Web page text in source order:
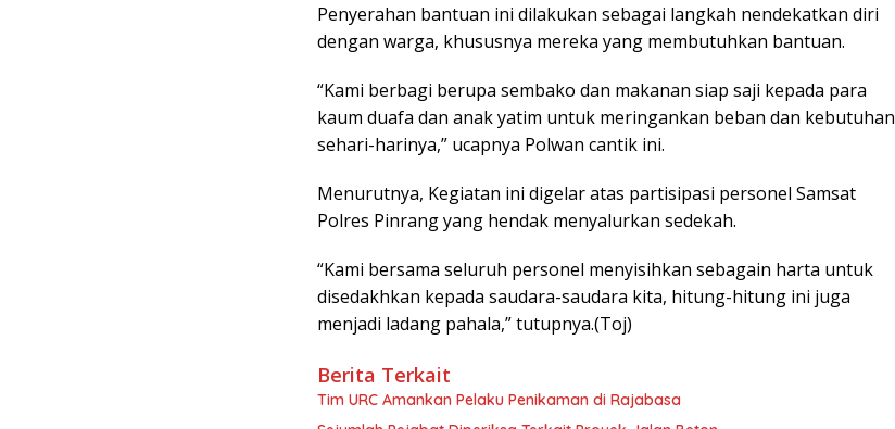
Penyerahan bantuan ini dilakukan sebagai langkah nendekatkan diri
dengan warga, khususnya mereka yang membutuhkan bantuan.
“Kami berbagi berupa sembako dan makanan siap saji kepada para
kaum duafa dan anak yatim untuk meringankan beban dan kebutuhan
sehari-harinya,” ucapnya Polwan cantik ini.
Menurutnya, Kegiatan ini digelar atas partisipasi personel Samsat
Polres Pinrang yang hendak menyalurkan sedekah.
“Kami bersama seluruh personel menyisihkan sebagain harta untuk
disedakhkan kepada saudara-saudara kita, hitung-hitung ini juga
menjadi ladang pahala,” tutupnya.(Toj)
Berita Terkait
Tim URC Amankan Pelaku Penikaman di Rajabasa